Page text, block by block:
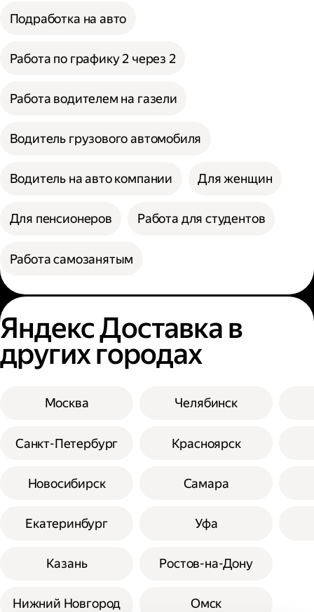
Подработка на авто
Работа по графику 2 через 2
Работа водителем на газели
Водитель грузового автомобиля
Водитель на авто компании Для женщин
Для пенсионеров Работа для студентов
Работа самозанятым
Яндекс Доставка в
других городах
Москва
Санкт-Петербург
Новосибирск
Екатеринбург
Казань
Нижний Новгород
Челябинск
Красноярск
Самара
Уфа
Ростов-на-Дону
Омск